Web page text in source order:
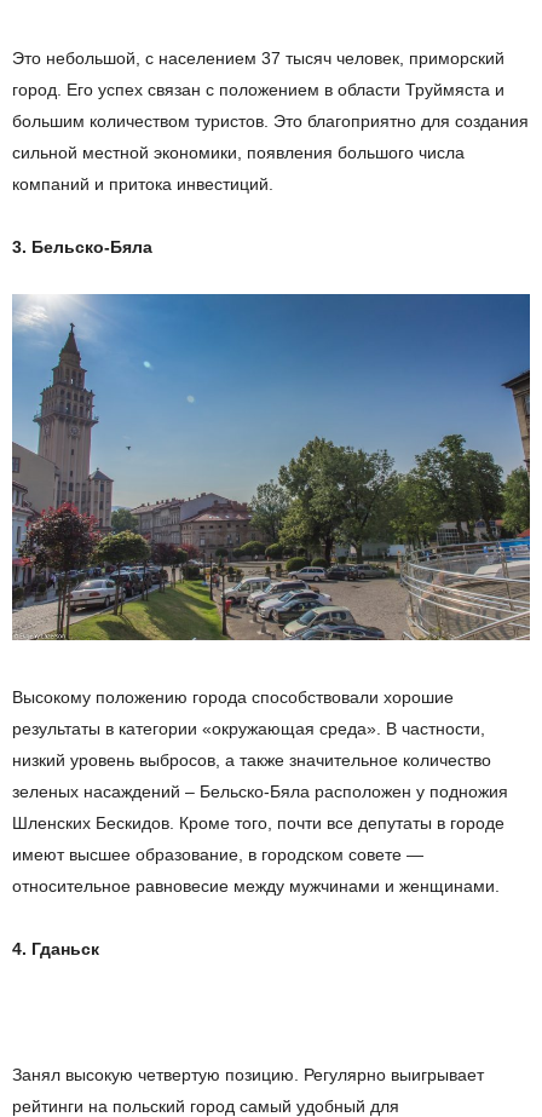
Это небольшой, с населением 37 тысяч человек, приморский
город. Его успех связан с положением в области Труймяста и
большим количеством туристов. Это благоприятно для создания
сильной местной экономики, появления большого числа
компаний и притока инвестиций.
3. Бельско-Бяла
Высокому положению города способствовали хорошие
результаты в категории «окружающая среда» В частности,
низкий уровень выбросов, а также значительное количество
зеленых насаждений – Бельско-Бяла расположен у подножия
Шленских Бескидов. Кроме того, почти все депутаты в городе
имеют высшее образование, в городском совете —
относительное равновесие между мужчинами и женщинами.
4. Гданьск
Занял высокую четвертую позицию. Регулярно выигрывает
рейтинги на польский город самый удобный для